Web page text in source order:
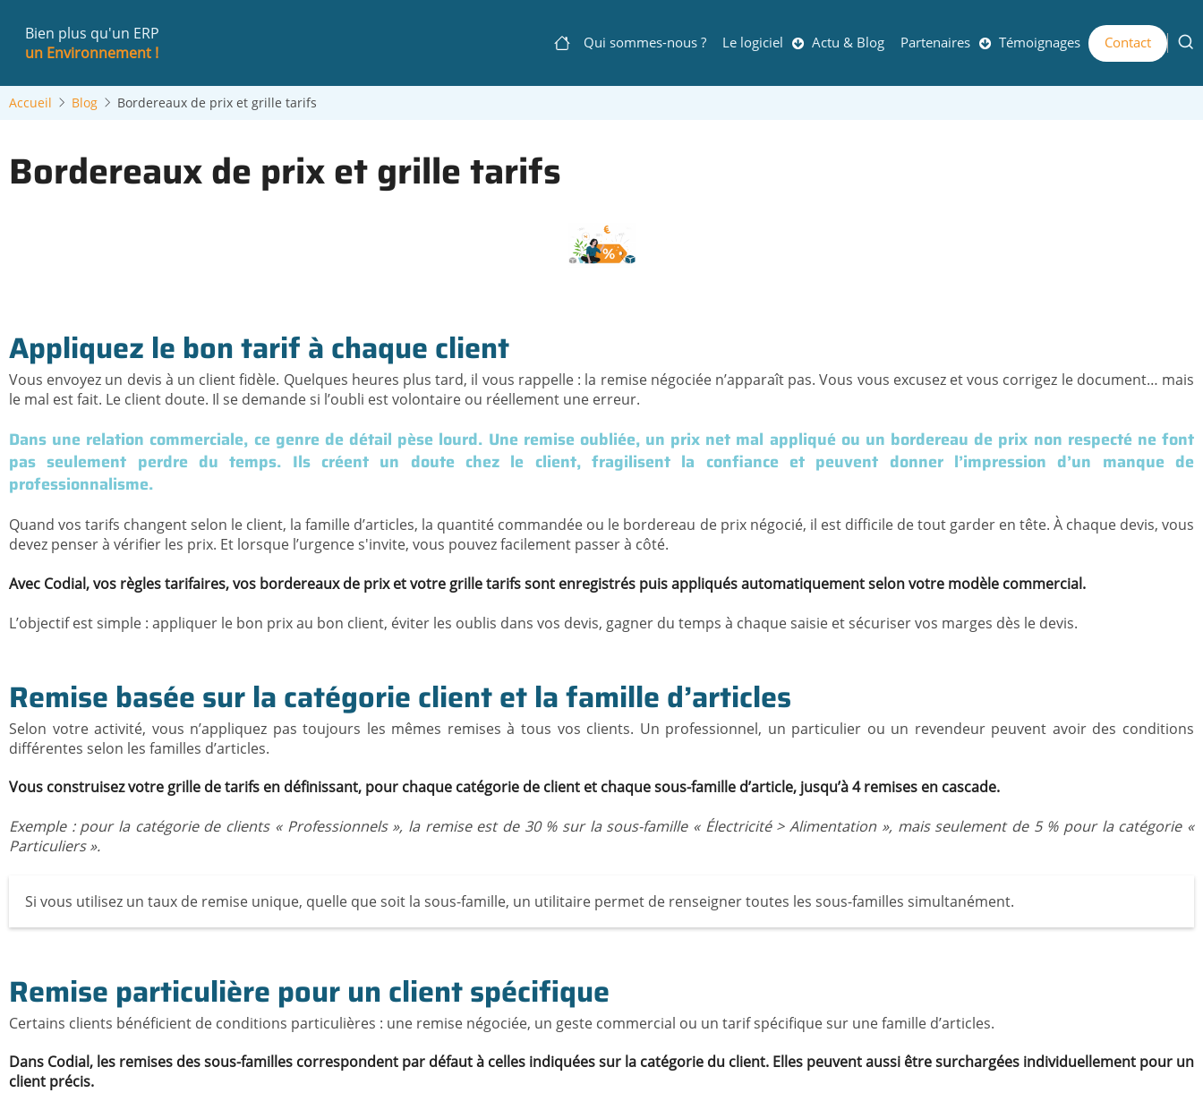
contenu
Bien plus qu'un ERP
un Environnement !
Navigation
Qui sommes-nous ? Le logiciel Actu & Blog Partenaires Témoignages Contact
Accueil Blog Bordereaux de prix et grille tarifs
Bordereaux de prix et grille tarifs
Appliquez le bon tarif à chaque client
Vous envoyez un devis à un client fidèle. Quelques heures plus tard, il vous rappelle : la remise négociée n’apparaît pas. Vous vous excusez et vous corrigez le document… mais
le mal est fait. Le client doute. Il se demande si l’oubli est volontaire ou réellement une erreur.
Dans une relation commerciale, ce genre de détail pèse lourd. Une remise oubliée, un prix net mal appliqué ou un bordereau de prix non respecté ne font
pas seulement perdre du temps. Ils créent un doute chez le client, fragilisent la confiance et peuvent donner l’impression d’un manque de
professionnalisme.
Quand vos tarifs changent selon le client, la famille d’articles, la quantité commandée ou le bordereau de prix négocié, il est difficile de tout garder en tête. À chaque devis, vous
devez penser à vérifier les prix. Et lorsque l’urgence s'invite, vous pouvez facilement passer à côté.
Avec Codial, vos règles tarifaires, vos bordereaux de prix et votre grille tarifs sont enregistrés puis appliqués automatiquement selon votre modèle commercial.
L’objectif est simple : appliquer le bon prix au bon client, éviter les oublis dans vos devis, gagner du temps à chaque saisie et sécuriser vos marges dès le devis.
Remise basée sur la catégorie client et la famille d’articles
Selon votre activité, vous n’appliquez pas toujours les mêmes remises à tous vos clients. Un professionnel, un particulier ou un revendeur peuvent avoir des conditions
différentes selon les familles d’articles.
Vous construisez votre grille de tarifs en définissant, pour chaque catégorie de client et chaque sous-famille d’article, jusqu’à 4 remises en cascade.
Exemple : pour la catégorie de clients « Professionnels », la remise est de 30 % sur la sous-famille « Électricité > Alimentation », mais seulement de 5 % pour la catégorie «
Particuliers ».
Si vous utilisez un taux de remise unique, quelle que soit la sous-famille, un utilitaire permet de renseigner toutes les sous-familles simultanément.
Remise particulière pour un client spécifique
Certains clients bénéficient de conditions particulières : une remise négociée, un geste commercial ou un tarif spécifique sur une famille d’articles.
Dans Codial, les remises des sous-familles correspondent par défaut à celles indiquées sur la catégorie du client. Elles peuvent aussi être surchargées individuellement pour un
client précis.